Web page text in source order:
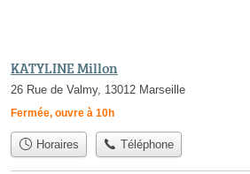
KATYLINE Millon
26 Rue de Valmy, 13012 Marseille
Fermée, ouvre à 10h
Horaires Téléphone